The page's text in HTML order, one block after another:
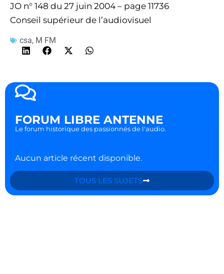
JO n° 148 du 27 juin 2004 – page 11736
Conseil supérieur de l’audiovisuel
csa, M FM
FORUM LIBRE ANTENNE
Le forum historique des passionnés de l'audio.
Aucun article récent disponible.
TOUS LES SUJETS